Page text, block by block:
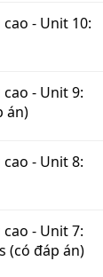
- Unit 10:
- Unit 9:
án)
- Unit 8:
- Unit 7:
(có đáp án)